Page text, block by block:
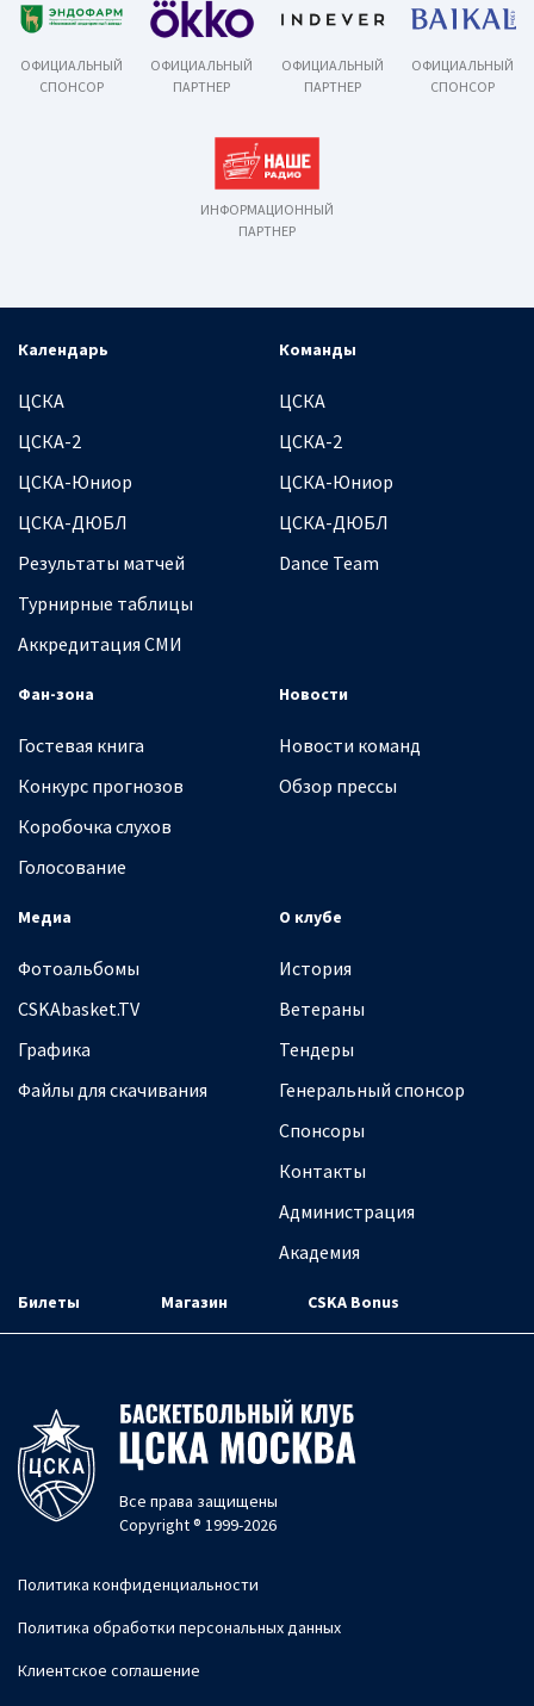
ОФИЦИАЛЬНЫЙ
СПОНСОР
ОФИЦИАЛЬНЫЙ
ПАРТНЕР
ОФИЦИАЛЬНЫЙ
ПАРТНЕР
ОФИЦИАЛЬНЫЙ
СПОНСОР
ИНФОРМАЦИОННЫЙ
ПАРТНЕР
Календарь
ЦСКА
ЦСКА-2
ЦСКА-Юниор
ЦСКА-ДЮБЛ
Результаты матчей
Турнирные таблицы
Аккредитация СМИ
Команды
ЦСКА
ЦСКА-2
ЦСКА-Юниор
ЦСКА-ДЮБЛ
Dance Team
Фан-зона
Гостевая книга
Конкурс прогнозов
Коробочка слухов
Голосование
Новости
Новости команд
Обзор прессы
Медиа
Фотоальбомы
CSKAbasket.TV
Графика
Файлы для скачивания
О клубе
История
Ветераны
Тендеры
Генеральный спонсор
Спонсоры
Контакты
Администрация
Академия
Билеты Магазин CSKA Bonus
Все права защищены
Copyright ® 1999-2026
Политика конфиденциальности
Политика обработки персональных данных
Клиентское соглашение